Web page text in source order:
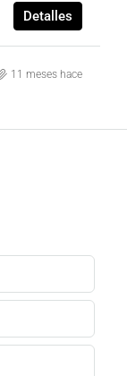
Detalles
11 meses hace